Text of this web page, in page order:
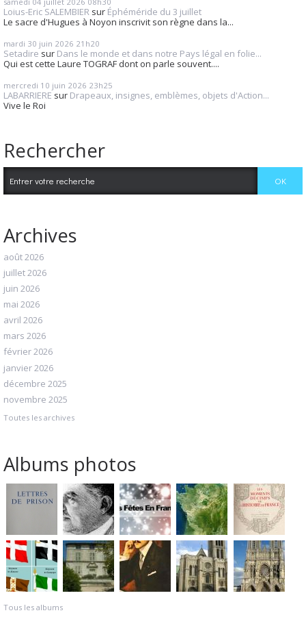
Loius-Eric SALEMBIER sur Éphéméride du 3 juillet
Le sacre d'Hugues à Noyon inscrivit son règne dans la...
mardi 30 juin 2026 21h20
Setadire sur Dans le monde et dans notre Pays légal en folie...
Qui est cette Laure TOGRAF dont on parle souvent....
mercredi 10 juin 2026 23h25
LABARRIERE sur Drapeaux, insignes, emblèmes, objets d'Action...
Vive le Roi
Rechercher
Archives
août 2026
juillet 2026
juin 2026
mai 2026
avril 2026
mars 2026
février 2026
janvier 2026
décembre 2025
novembre 2025
Toutes les archives
Albums photos
Tous les albums